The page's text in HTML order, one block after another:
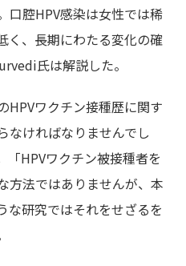
口腔HPV感染は女性では稀
く、長期にわたる変化の確
氏は解説した。
HPVワクチン接種歴に関す
なければなりませんでし
HPVワクチン被接種者を
方法ではありませんが、本
な研究ではそれをせざるを